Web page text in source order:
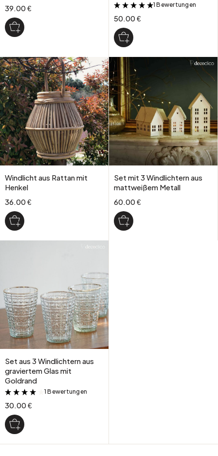
39.00 €
&
1 Bewertungen
50.00 €
Windlicht aus Rattan mit
Henkel
36.00 €
Set mit 3 Windlichtern aus
mattweißem Metall
60.00 €
Set aus 3 Windlichtern aus
graviertem Glas mit
Goldrand
&
1 Bewertungen
30.00 €